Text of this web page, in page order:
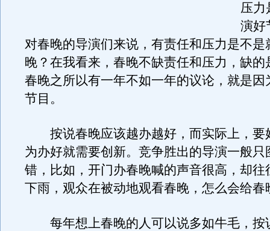
压力
演好
对春晚的导演们来说，有责任和压力是不是
晚？在我看来，春晚不缺责任和压力，缺的
春晚之所以有一年不如一年的议论，就是因
节目。
按说春晚应该越办越好，而实际上，要
为办好就需要创新。竞争胜出的导演一般只
错，比如，开门办春晚喊的声音很高，却往
下雨，观众在被动地观看春晚，怎么会给春
每年想上春晚的人可以说多如牛毛，按